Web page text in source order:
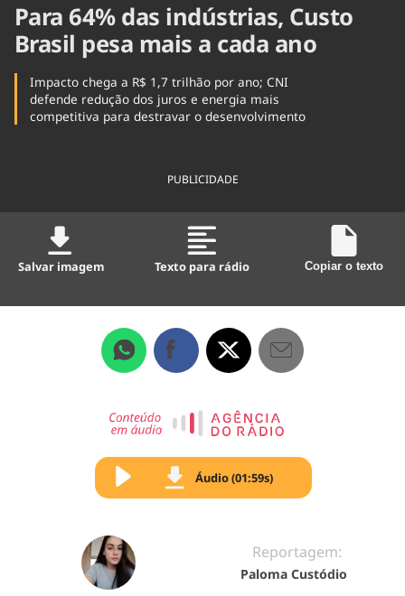
Para 64% das indústrias, Custo
Brasil pesa mais a cada ano
Impacto chega a R$ 1,7 trilhão por ano; CNI
defende redução dos juros e energia mais
competitiva para destravar o desenvolvimento
PUBLICIDADE
Salvar imagem Texto para rádio Copiar o texto
Áudio (01:59s)
Reportagem:
Paloma Custódio